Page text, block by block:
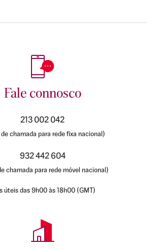
Fale connosco
213 002 042
chamada para rede fixa nacional)
932 442 604
chamada para rede móvel nacional)
úteis das 9h00 às 18h00 (GMT)